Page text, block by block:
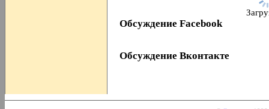
Обсуждение Facebook
Обсуждение Вконтакте